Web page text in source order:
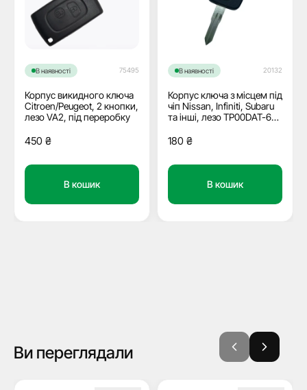
В наявності 75495
Корпус викидного ключа
Citroen/Peugeot, 2 кнопки,
лезо VA2, під переробку
450 ₴
В кошик
В наявності 20132
Корпус ключа з місцем під
чіп Nissan, Infiniti, Subaru
та інші, лезо TP00DAT-6P2
180 ₴
В кошик
Ви переглядали